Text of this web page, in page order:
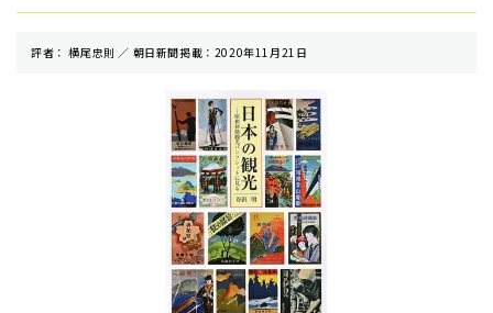
評者： 横尾忠則 ／ 朝⽇新聞掲載：2020年11月21日